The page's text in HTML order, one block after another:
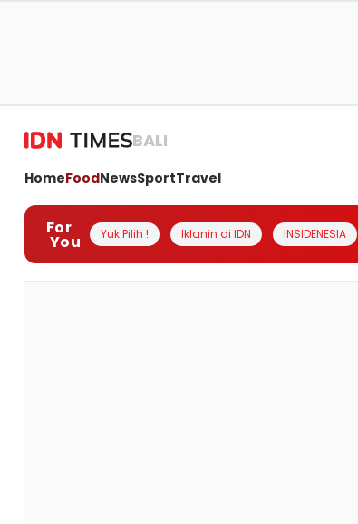
BALI
HomeFoodNewsSportTravel
For
You Yuk Pilih ! Iklanin di IDN INSIDENESIA